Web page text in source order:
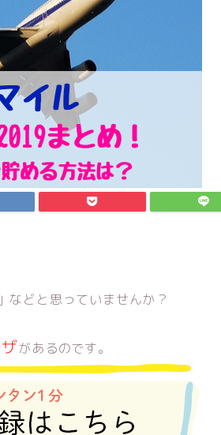
」などと思っていませんか？
があるのです。